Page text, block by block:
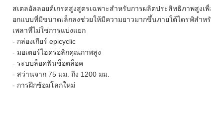
สเตลอัลลอยด์เกรดสูงสูตรเฉพาะสำหรับการผลิตประสิทธิภาพสูงเพื่อใ
อกแบบที่มีขนาดเล็กลงช่วยให้มีความยาวมากขึ้นภายใต้ไดรฟ์สำหรับก
เพลาที่ไม่ใช่การแบ่งแยก
- กล่องเกียร์ epicyclic
- มอเตอร์ไฮดรอลิกคุณภาพสูง
- ระบบล็อคฟันช็อตล็อค
- สว่านจาก 75 มม. ถึง 1200 มม.
- การฝึกซ้อมโลกใหม่